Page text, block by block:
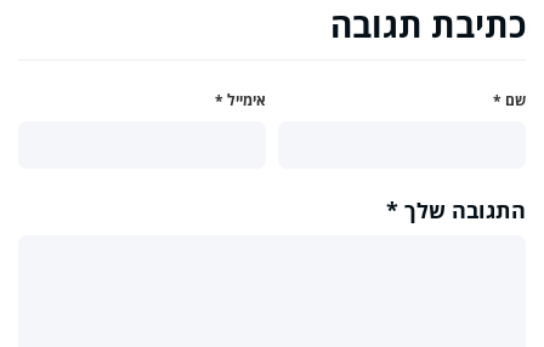
כתיבת תגובה
שם * אימייל *
התגובה שלך *